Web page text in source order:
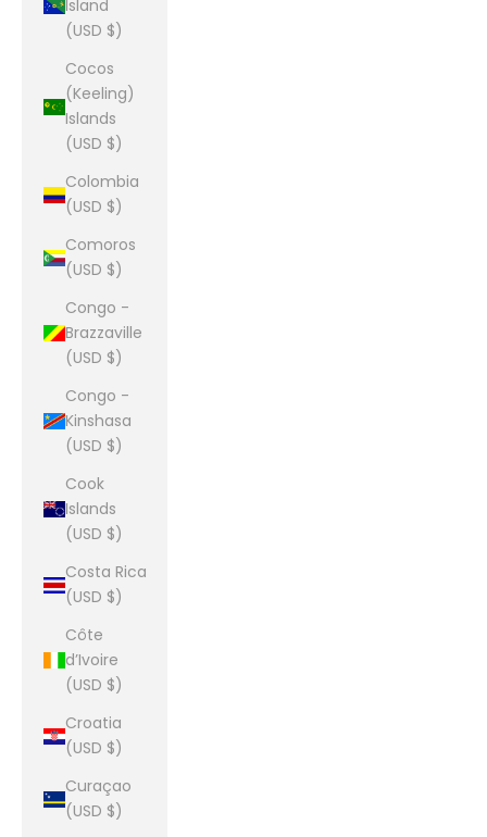
Island
(USD $)
Cocos
(Keeling)
Islands
(USD $)
Colombia
(USD $)
Comoros
(USD $)
Congo -
Brazzaville
(USD $)
Congo -
Kinshasa
(USD $)
Cook
Islands
(USD $)
Costa Rica
(USD $)
Côte
d’Ivoire
(USD $)
Croatia
(USD $)
Curaçao
(USD $)